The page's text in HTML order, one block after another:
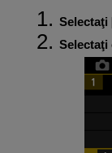
Selectaţi
Selectaţi